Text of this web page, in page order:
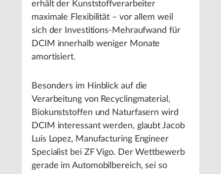
erhält der Kunststoffverarbeiter
maximale Flexibilität – vor allem weil
sich der Investitions-Mehraufwand für
DCIM innerhalb weniger Monate
amortisiert.
Besonders im Hinblick auf die
Verarbeitung von Recyclingmaterial,
Biokunststoffen und Naturfasern wird
DCIM interessant werden, glaubt Jacob
Luis Lopez, Manufacturing Engineer
Specialist bei ZF Vigo. Der Wettbewerb
gerade im Automobilbereich, sei so